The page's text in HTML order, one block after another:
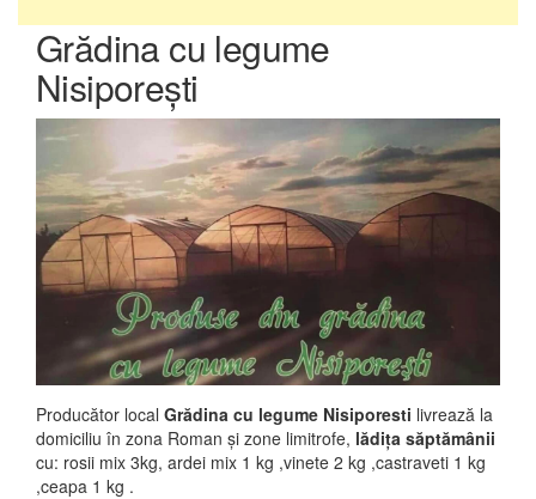
Grădina cu legume
Nisiporeşti
Producător local Grădina cu legume Nisiporesti livrează la
domiciliu în zona Roman și zone limitrofe, lădiţa săptămânii
cu: rosii mix 3kg, ardei mix 1 kg ,vinete 2 kg ,castraveti 1 kg
,ceapa 1 kg .